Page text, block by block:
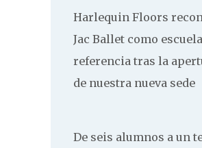
Harlequin Floors
Jac Ballet como
referencia tras la
de nuestra nueva sede
De seis alumnos a un